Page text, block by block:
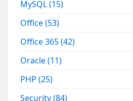
MySQL(15)
Office(53)
Office 365(42)
Oracle(11)
PHP(25)
Security(84)